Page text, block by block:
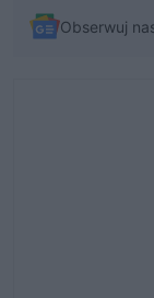
Obserwuj